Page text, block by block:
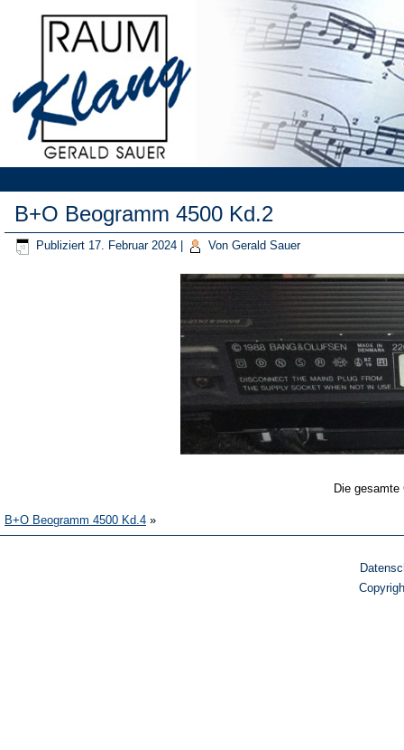
B+O Beogramm 4500 Kd.2
Publiziert 17. Februar 2024 Von Gerald Sauer
Die
B+O Beogramm 4500 Kd.4 »